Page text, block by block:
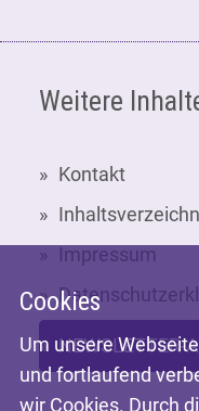
Weitere
Kontakt
Impressum
NEWSLETTER-
Cookies
Um unsere
und fortlaufend
wir Cookies. Durch